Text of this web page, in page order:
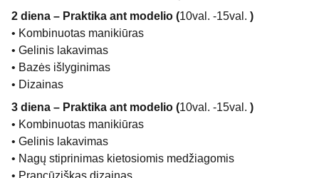
2 diena – Praktika ant modelio (10val. -15val. )
• Kombinuotas manikiūras
• Gelinis lakavimas
• Bazės išlyginimas
• Dizainas
3 diena – Praktika ant modelio (10val. -15val. )
• Kombinuotas manikiūras
• Gelinis lakavimas
• Nagų stiprinimas kietosiomis medžiagomis
• Prancūziškas dizainas